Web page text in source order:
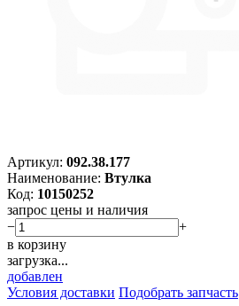
Артикул: 092.38.177
Наименование: Втулка
Код: 10150252
запрос цены и наличия
−
+
в корзину
загрузка...
добавлен
Условия доставки Подобрать запчасть